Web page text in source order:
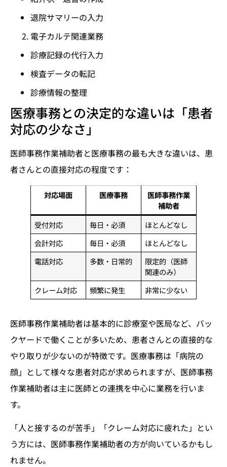
退院サマリーの入力
電子カルテ関連業務
診療記録の代行入力
検査データの転記
診療情報の整理
医療事務との決定的な違いは「患者
対応の少なさ」
医師事務作業補助者と医療事務の最も大きな違いは、患
者さんとの直接対応の程度です：
対応場面 医療事務
医師事務作業
補助者
受付対応
毎日・必須
ほとんどなし
会計対応
毎日・必須
ほとんどなし
電話対応
多数・日常的
限定的（医師
関連のみ）
クレーム対応
頻繁に発生 非常に少ない
医師事務作業補助者は基本的に診療室や医局など、バッ
クヤードで働くことが多いため、患者さんとの直接的な
やり取りが少ないのが特徴です。医療事務は「病院の
顔」として様々な患者対応が求められますが、医師事務
作業補助者は主に医師との連携を中心に業務を行いま
す。
「人と接するのが苦手」「クレーム対応に疲れた」とい
う方には、医師事務作業補助者の方が向いているかもし
れません。